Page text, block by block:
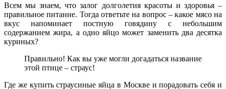
Всем мы знаем, что залог долголетия красоты и здоровья –
правильное питание. Тогда ответьте на вопрос – какое мясо на
вкус напоминает постную говядину с небольшим
содержанием жира, а одно яйцо может заменить два десятка
куриных?
Правильно! Как вы уже могли догадаться название
этой птице – страус!
Где же купить страусиные яйца в Москве и порадовать себя и